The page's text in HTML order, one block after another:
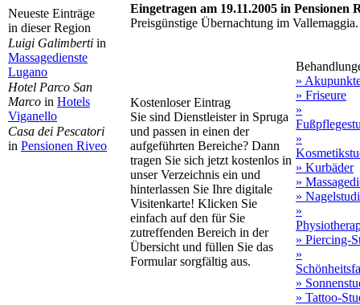
Neueste Einträge
in dieser Region
Luigi Galimberti in
Massagedienste
Lugano
Hotel Parco San
Marco in Hotels
Viganello
Casa dei Pescatori
in Pensionen Riveo
Eingetragen am 19.11.2005 in Pensionen
Preisgünstige Übernachtung im
Kostenloser Eintrag
Sie sind Dienstleister in Spruga
und passen in einen der
aufgeführten Bereiche? Dann
tragen Sie sich jetzt kostenlos in
unser Verzeichnis ein und
hinterlassen Sie Ihre digitale
Visitenkarte! Klicken Sie
einfach auf den für Sie
zutreffenden Bereich in der
Übersicht und füllen Sie das
Formular sorgfältig aus.
»
» Friseure
»
»
» Kurbäder
»
»
»
» Piercing-
»
»
» Tattoo-